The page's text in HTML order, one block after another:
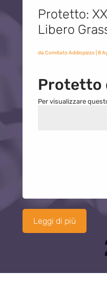
Protetto:
Libero
da Comitato Addiopizzo| 8
Protetto
Per visualizzare
Leggi di più